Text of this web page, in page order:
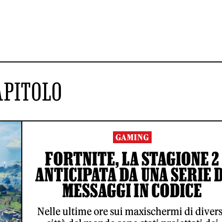
GAMING
FORTNITE, LA STAGIONE 2
ANTICIPATA DA UNA SERIE
MESSAGGI IN CODICE
Nelle ultime ore sui maxischermi di